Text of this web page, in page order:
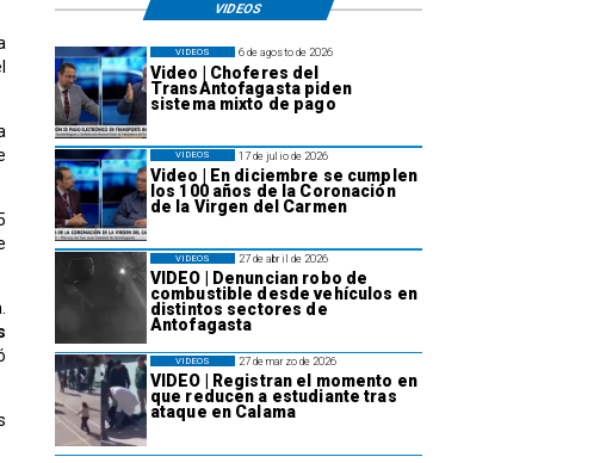
VIDEOS
6 de agosto de 2026
Video | Choferes del
TransAntofagasta piden
sistema mixto de pago
VIDEOS
17 de julio de 2026
Video | En diciembre se cumplen
los 100 años de la Coronación
de la Virgen del Carmen
VIDEOS
27 de abril de 2026
VIDEO | Denuncian robo de
combustible desde vehículos en
distintos sectores de
Antofagasta
VIDEOS
27 de marzo de 2026
VIDEO | Registran el momento en
que reducen a estudiante tras
ataque en Calama
VIDEOS